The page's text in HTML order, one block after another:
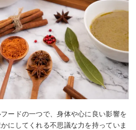
ードの一つで、身体や心に良い影響を
にしてくれる不思議な力を持っていま